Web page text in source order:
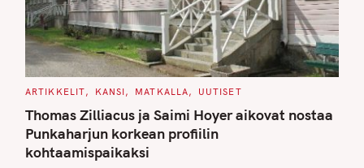
C
T
E
G
O
R
I
ARTIKKELIT KANSI MATKALLA UUTISET
Thomas Zilliacus ja Saimi Hoyer aikovat nostaa
Punkaharjun korkean profiilin
kohtaamispaikaksi